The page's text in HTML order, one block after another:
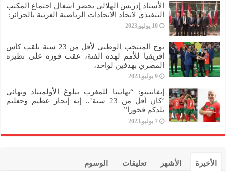
الأستاذ إدريس الهلالي يحضر أشغال اجتماع المكتب
التنفيذي لاتحاد الاتحادات الرياضية العربية بالجزائر:
10 يوليو,2023
توج المنتخب الوطني لأقل من 23 سنة بلقب كأس
افريقيا للأمم لهذه الفئة، عقب فوزه على نظيره
المصري بهدفين لواحد،
9 يوليو,2023
إنفانتينو: “تهانينا للمغرب ببلوغ الأولمبياد ونهائي
‘كان أقل من 23 سنة’.. إنه إنجاز عظيم وجعلتم
بلدكم فخورا”
7 يوليو,2023
الأخيرة الأشهر تعليقات الوسوم